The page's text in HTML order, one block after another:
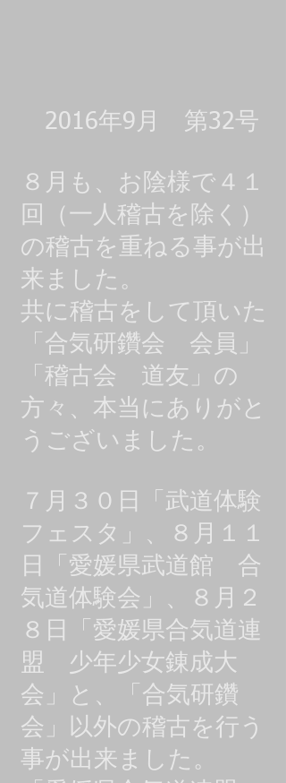
2016年9月 第32号
８月も、お陰様で４１
回（一人稽古を除く）
の稽古を重ねる事が出
来ました。
共に稽古をして頂いた
「合気研鑽会 会員」
「稽古会 道友」の
方々、本当にありがと
うございました。
７月３０日「武道体験
フェスタ」、８月１１
日「愛媛県武道館 合
気道体験会」、８月２
８日「愛媛県合気道連
盟 少年少女錬成大
会」と、「合気研鑽
会」以外の稽古を行う
事が出来ました。